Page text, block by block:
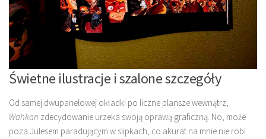
Świetne ilustracje i szalone szczegóły
Od samej dwupanelowej okładki po liczne plansze wewnątrz,
Wahkan zdecydowanie urzeka swoją oprawą graficzną. No, może
poza Julesem paradującym w slipkach, co akurat na mnie nie robi